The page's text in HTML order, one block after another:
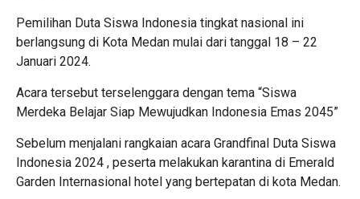
Pemilihan Duta Siswa Indonesia tingkat nasional ini
berlangsung di Kota Medan mulai dari tanggal 18 – 22
Januari 2024.
Acara tersebut terselenggara dengan tema “Siswa
Merdeka Belajar Siap Mewujudkan Indonesia Emas 2045”
Sebelum menjalani rangkaian acara Grandfinal Duta Siswa
Indonesia 2024 , peserta melakukan karantina di Emerald
Garden Internasional hotel yang bertepatan di kota Medan.